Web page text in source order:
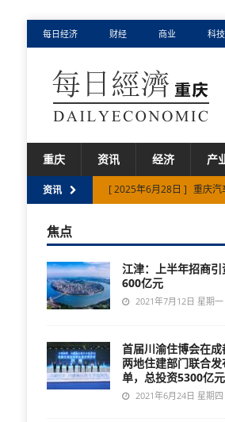
每日经济 财经 商业 科技
重庆 资讯 经济 产
资讯 [ 2025年6月28日 ] 重庆汽
[ 2025年11月13日 ] 重庆
焦点
江津：上半年招商引
600亿元
2021年7月12日 星期
首届川渝住博会在成
两地住建部门联合发
单，总投资5300亿元
2021年6月24日 星期四